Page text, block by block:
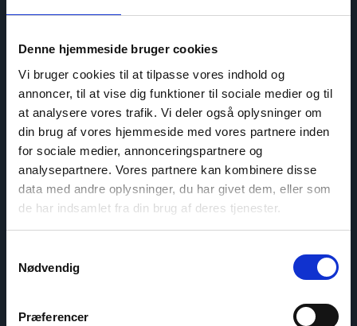
Denne hjemmeside bruger cookies
Vi bruger cookies til at tilpasse vores indhold og
annoncer, til at vise dig funktioner til sociale medier og til
at analysere vores trafik. Vi deler også oplysninger om
din brug af vores hjemmeside med vores partnere inden
for sociale medier, annonceringspartnere og
analysepartnere. Vores partnere kan kombinere disse
data med andre oplysninger, du har givet dem, eller som
de har indsamlet fra din brug af deres tjenester.
Nødvendig
Præferencer